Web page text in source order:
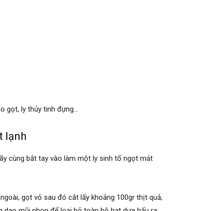
gọt, ly thủy tinh đựng…
lạnh
cùng bắt tay vào làm một ly sinh tố ngọt mát
gọt vỏ sau đó cắt lấy khoảng 100gr thịt quả,